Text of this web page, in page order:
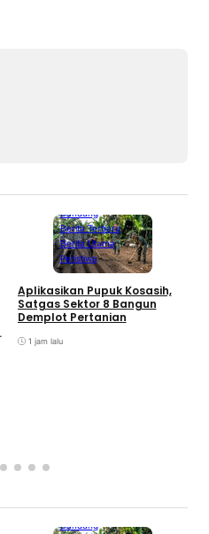
Bandung
Berita Terbaru
Berita Utama
Peristiwa
Aplikasikan Pupuk Kosasih,
Satgas Sektor 8 Bangun
Demplot Pertanian
1 jam lalu
Bandung